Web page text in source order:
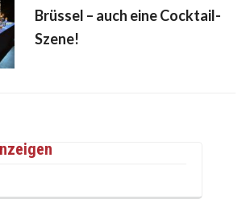
Brüssel – auch eine Cocktail-
Szene!